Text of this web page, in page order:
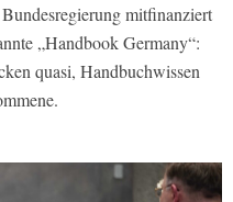
mitfinanziert
„Handbook Germany“:
quasi, Handbuchwissen